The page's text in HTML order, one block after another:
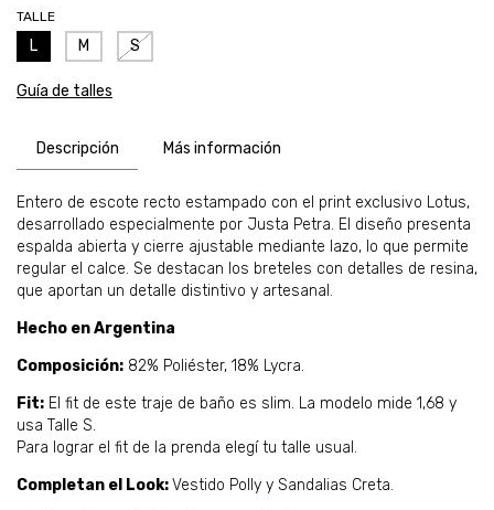
TALLE
L M S
Guía de talles
Descripción Más información
Entero de escote recto estampado con el print exclusivo Lotus,
desarrollado especialmente por Justa Petra. El diseño presenta
espalda abierta y cierre ajustable mediante lazo, lo que permite
regular el calce. Se destacan los breteles con detalles de resina,
que aportan un detalle distintivo y artesanal.
Hecho en Argentina
Composición: 82% Poliéster, 18% Lycra.
Fit: El fit de este traje de baño es slim. La modelo mide 1,68 y
usa Talle S.
Para lograr el fit de la prenda elegí tu talle usual.
Completan el Look:Vestido Polly y Sandalias Creta.